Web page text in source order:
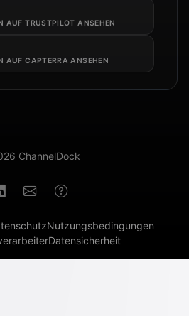
AUF TRUSTPILOT ANSEHEN
Tab.
AUF CAPTERRA ANSEHEN
Tab.
ChannelDock
Nutzungsbedingungen
Datensicherheit